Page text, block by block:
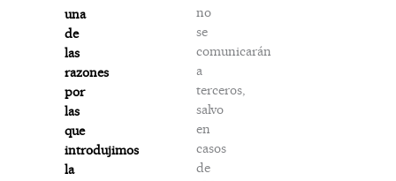
una
de
las
razones
por
las
que
introdujimos
la
no
se
comunicarán
a
terceros,
salvo
en
casos
de